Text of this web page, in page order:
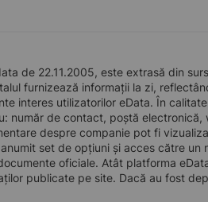
de 22.11.2005, este extrasă din
furnizează informații la zi,
interes utilizatorilor eData. În
număr de contact, poștă electronică,
despre companie pot fi
set de opțiuni și acces către un
oficiale. Atât platforma
publicate pe site. Dacă au fost